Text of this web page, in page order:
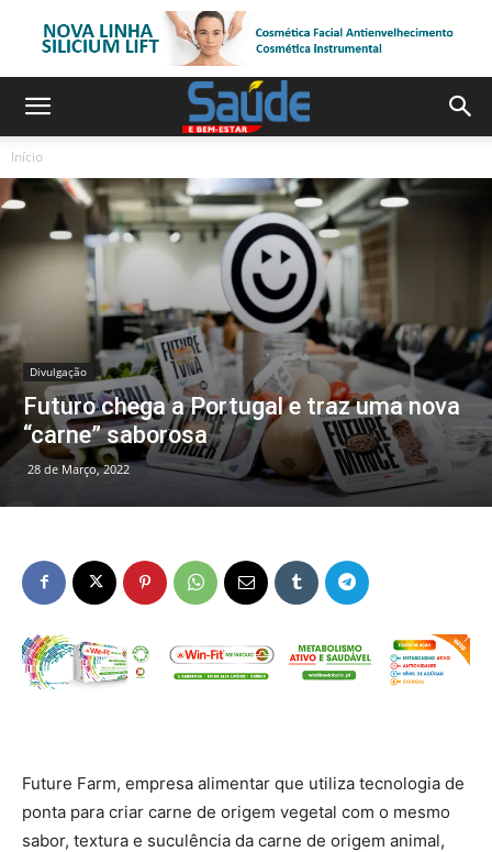
Início
Divulgação
Futuro chega a Portugal e traz uma nova
“carne” saborosa
28 de Março, 2022
Future Farm, empresa alimentar que utiliza tecnologia de
ponta para criar carne de origem vegetal com o mesmo
sabor, textura e suculência da carne de origem animal,